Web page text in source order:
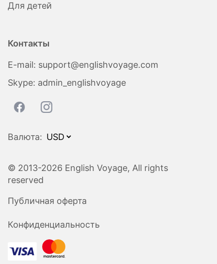
Для детей
Контакты
E-mail: support@englishvoyage.com
Skype: admin_englishvoyage
Валюта:
© 2013-2026 English Voyage, All rights
reserved
Публичная оферта
Конфиденциальность